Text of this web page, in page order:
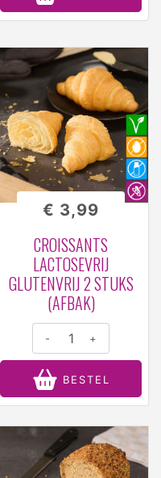
CROISSANTS
LACTOSEVRIJ
GLUTENVRIJ 2 STUKS
(AFBAK)
€ 3,99
- +
BESTEL